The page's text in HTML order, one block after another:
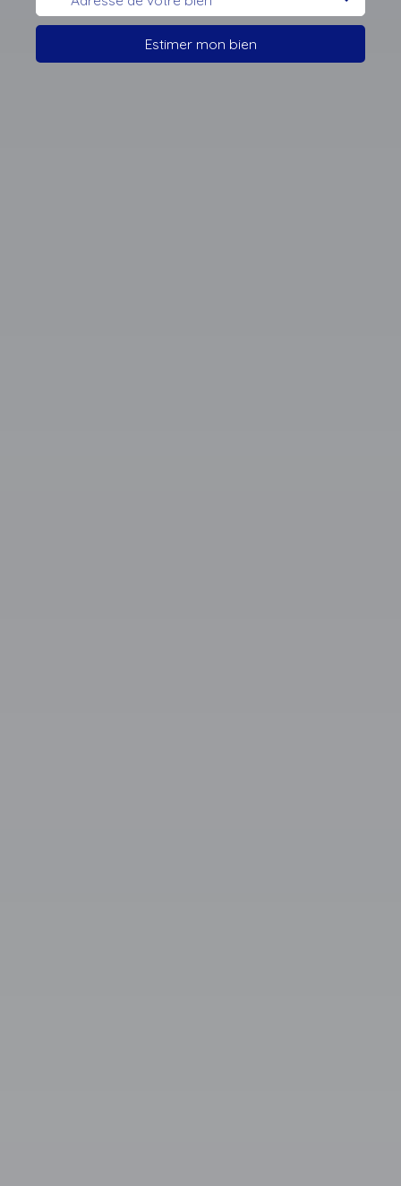
Estimer mon bien